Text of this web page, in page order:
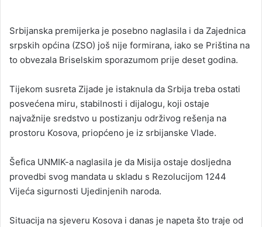
Srbijanska premijerka je posebno naglasila i da Zajednica
srpskih općina (ZSO) još nije formirana, iako se Priština na
to obvezala Briselskim sporazumom prije deset godina.
Tijekom susreta Zijade je istaknula da Srbija treba ostati
posvećena miru, stabilnosti i dijalogu, koji ostaje
najvažnije sredstvo u postizanju održivog rešenja na
prostoru Kosova, priopćeno je iz srbijanske Vlade.
Šefica UNMIK-a naglasila je da Misija ostaje dosljedna
provedbi svog mandata u skladu s Rezolucijom 1244
Vijeća sigurnosti Ujedinjenih naroda.
Situacija na sjeveru Kosova i danas je napeta što traje od